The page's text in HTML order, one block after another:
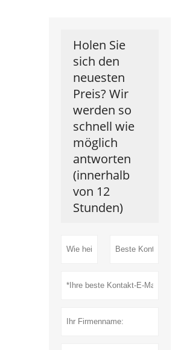
Holen Sie
sich den
neuesten
Preis? Wir
werden so
schnell wie
möglich
antworten
(innerhalb
von 12
Stunden)